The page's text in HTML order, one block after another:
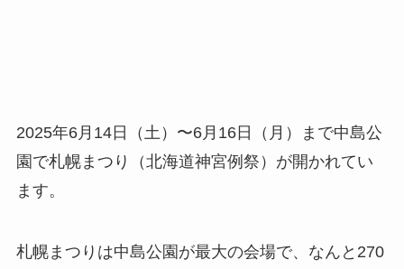
2025年6月14日（土）〜6月16日（月）まで中島公
園で札幌まつり（北海道神宮例祭）が開かれてい
ます。
札幌まつりは中島公園が最大の会場で、なんと270